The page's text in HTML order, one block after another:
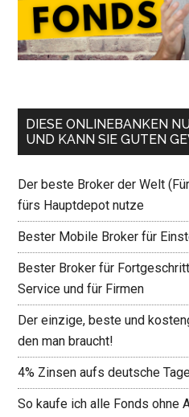
DIESE ONLINEBANKEN
UND KANN SIE GUTEN
Der beste Broker der Welt
fürs Hauptdepot nutze
Bester Mobile Broker für
Bester Broker für
Service und für Firmen
Der einzige, beste und
den man braucht!
4% Zinsen aufs deutsche
So kaufe ich alle Fonds ohne